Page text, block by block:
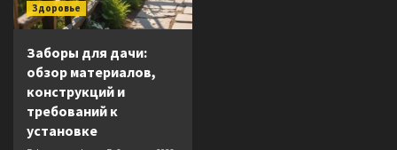
Здоровье
Заборы для дачи:
обзор материалов,
конструкций и
требований к
установке